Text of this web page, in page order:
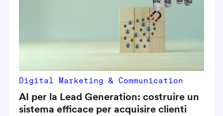
Digital Marketing & Communication
AI per la Lead Generation: costruire un
sistema efficace per acquisire clienti